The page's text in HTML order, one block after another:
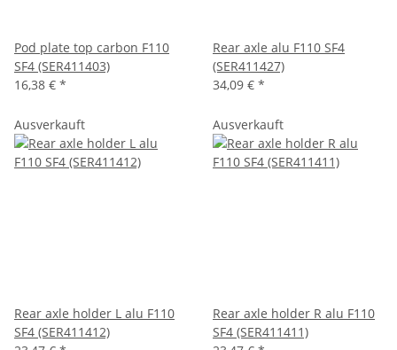
Pod plate top carbon F110
SF4 (SER411403)
16,38 € *
Rear axle alu F110 SF4
(SER411427)
34,09 € *
Ausverkauft
Rear axle holder L alu F110
SF4 (SER411412)
Ausverkauft
Rear axle holder R alu F110
SF4 (SER411411)